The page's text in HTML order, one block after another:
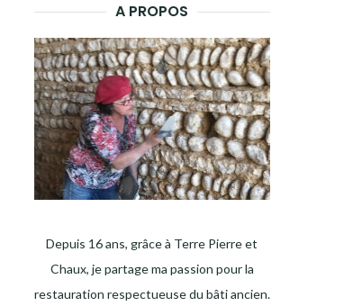
A PROPOS
Depuis 16 ans, grâce à Terre Pierre et
Chaux, je partage ma passion pour la
restauration respectueuse du bâti ancien.